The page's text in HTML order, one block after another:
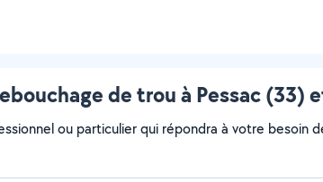
de trou à Pessac (33)
ou particulier qui répondra à votre